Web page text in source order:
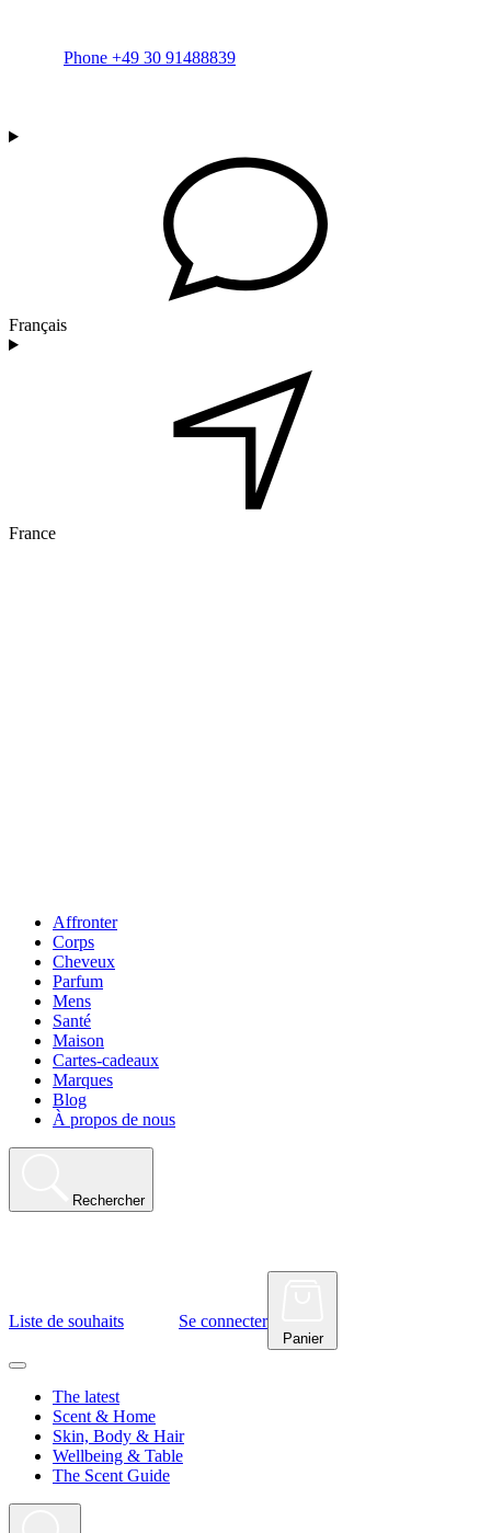
Phone +49 30 91488839
Français
France
Affronter
Corps
Cheveux
Parfum
Mens
Santé
Maison
Cartes-cadeaux
Marques
Blog
À propos de nous
Rechercher
Liste de souhaits Se connecter
Panier
The latest
Scent & Home
Skin, Body & Hair
Wellbeing & Table
The Scent Guide